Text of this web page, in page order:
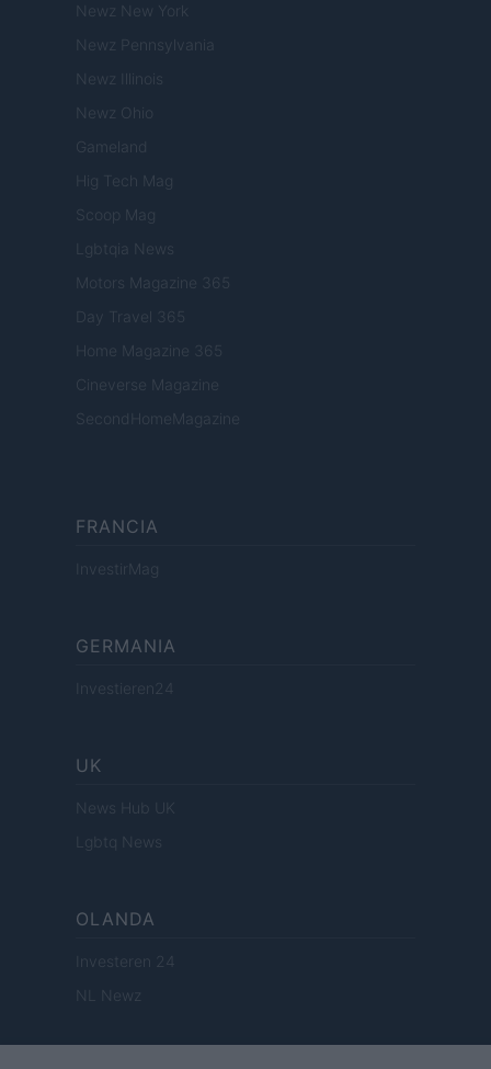
Newz New York
Newz Pennsylvania
Newz Illinois
Newz Ohio
Gameland
Hig Tech Mag
Scoop Mag
Lgbtqia News
Motors Magazine 365
Day Travel 365
Home Magazine 365
Cineverse Magazine
SecondHomeMagazine
FRANCIA
InvestirMag
GERMANIA
Investieren24
UK
News Hub UK
Lgbtq News
OLANDA
Investeren 24
NL Newz